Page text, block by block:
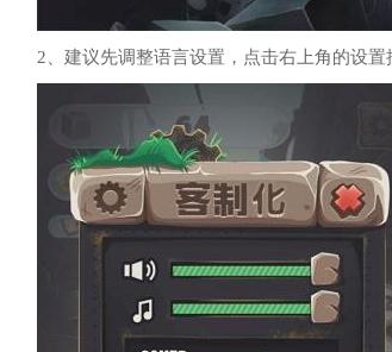
2、建议先调整语言设置，点击右上角的设